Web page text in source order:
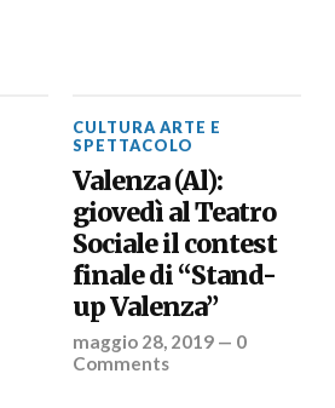
CULTURA ARTE E
SPETTACOLO
Valenza (Al):
giovedì al Teatro
Sociale il contest
finale di “Stand-
up Valenza”
maggio 28, 2019 — 0
Comments